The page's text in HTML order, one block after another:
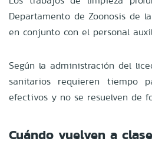
Departamento de Zoonosis de
en conjunto con el personal
Según la administración del
sanitarios requieren tiempo
efectivos y no se resuelven de
Cuándo vuelven a